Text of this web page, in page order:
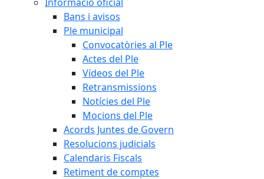
Bans i avisos
Ple municipal
Convocatòries al Ple
Actes del Ple
Vídeos del Ple
Retransmissions
Notícies del Ple
Mocions del Ple
Acords Juntes de Govern
Resolucions judicials
Calendaris Fiscals
Retiment de comptes